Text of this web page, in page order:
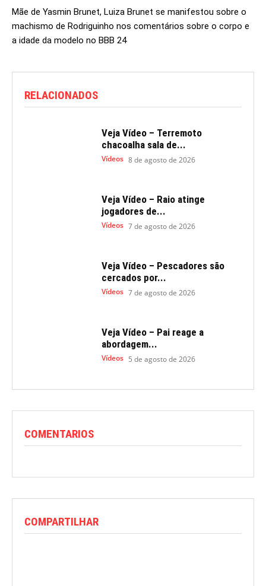
Mãe de Yasmin Brunet, Luiza Brunet se manifestou sobre o
machismo de Rodriguinho nos comentários sobre o corpo e
a idade da modelo no BBB 24
RELACIONADOS
Veja Vídeo – Terremoto
chacoalha sala de...
Vídeos 8 de agosto de 2026
Veja Vídeo – Raio atinge
jogadores de...
Vídeos 7 de agosto de 2026
Veja Vídeo – Pescadores são
cercados por...
Vídeos 7 de agosto de 2026
Veja Vídeo – Pai reage a
abordagem...
Vídeos 5 de agosto de 2026
COMENTARIOS
COMPARTILHAR